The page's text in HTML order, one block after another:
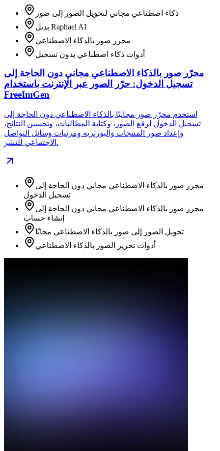
ذكاء اصطناعي مجاني لتحويل الصور إلى صور
بديل Raphael AI
محرر صور بالذكاء الاصطناعي
أدوات ذكاء اصطناعي بدون تسجيل
محرّر صور بالذكاء الاصطناعي مجاني دون الحاجة إلى
تسجيل الدخول: حرّر الصور عبر الإنترنت باستخدام
FreeImGen
استخدم محرّر صور مجانيًا بالذكاء الاصطناعي دون الحاجة إلى
تسجيل الدخول لرفع الصور، وكتابة المطالبات، وتحسين النتائج،
وإعداد صور المنتجات والبورتريه ومرئيات وسائل التواصل
الاجتماعي للنشر.
محرر صور بالذكاء الاصطناعي مجاني دون الحاجة إلى
تسجيل الدخول
محرر صور بالذكاء الاصطناعي مجاني دون الحاجة إلى
إنشاء حساب
تحويل الصور إلى صور بالذكاء الاصطناعي مجانًا
أدوات تحرير الصور بالذكاء الاصطناعي